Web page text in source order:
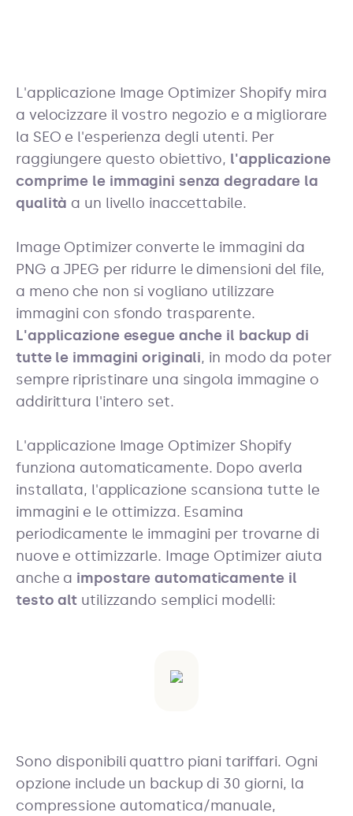
L'applicazione Image Optimizer Shopify mira
a velocizzare il vostro negozio e a migliorare
la SEO e l'esperienza degli utenti. Per
raggiungere questo obiettivo, l'applicazione
comprime le immagini senza degradare la
qualità a un livello inaccettabile.
Image Optimizer converte le immagini da
PNG a JPEG per ridurre le dimensioni del file,
a meno che non si vogliano utilizzare
immagini con sfondo trasparente.
L'applicazione esegue anche il backup di
tutte le immagini originali, in modo da poter
sempre ripristinare una singola immagine o
addirittura l'intero set.
L'applicazione Image Optimizer Shopify
funziona automaticamente. Dopo averla
installata, l'applicazione scansiona tutte le
immagini e le ottimizza. Esamina
periodicamente le immagini per trovarne di
nuove e ottimizzarle. Image Optimizer aiuta
anche a impostare automaticamente il
testo alt utilizzando semplici modelli:
Sono disponibili quattro piani tariffari. Ogni
opzione include un backup di 30 giorni, la
compressione automatica/manuale,